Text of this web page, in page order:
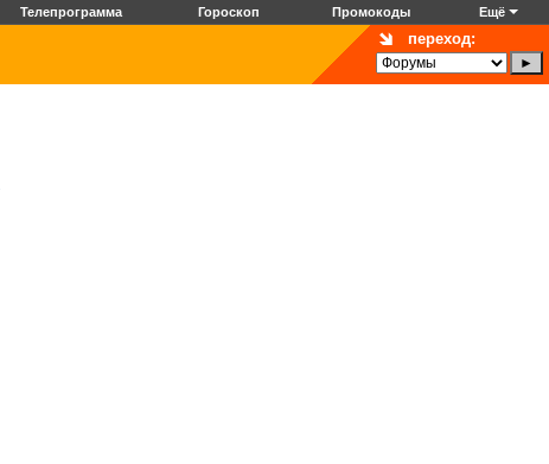
Телепрограмма Гороскоп Промокоды Ещё
переход: